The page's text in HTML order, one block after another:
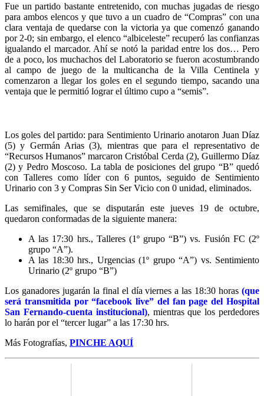
Fue un partido bastante entretenido, con muchas jugadas de riesgo
para ambos elencos y que tuvo a un cuadro de “Compras” con una
clara ventaja de quedarse con la victoria ya que comenzó ganando
por 2-0; sin embargo, el elenco “albiceleste” recuperó las confianzas
igualando el marcador. Ahí se notó la paridad entre los dos… Pero
de a poco, los muchachos del Laboratorio se fueron acostumbrando
al campo de juego de la multicancha de la Villa Centinela y
comenzaron a llegar los goles en el segundo tiempo, sacando una
ventaja que le permitió lograr el último cupo a “semis”.
Los goles del partido: para Sentimiento Urinario anotaron Juan Díaz
(5) y Germán Arias (3), mientras que para el representativo de
“Recursos Humanos” marcaron Cristóbal Cerda (2), Guillermo Díaz
(2) y Pedro Moscoso. La tabla de posiciones del grupo “B” quedó
con Talleres como líder con 6 puntos, seguido de Sentimiento
Urinario con 3 y Compras Sin Ser Vicio con 0 unidad, eliminados.
Las semifinales, que se disputarán este jueves 19 de octubre,
quedaron conformadas de la siguiente manera:
A las 17:30 hrs., Talleres (1º grupo “B”) vs. Fusión FC (2º
grupo “A”).
A las 18:30 hrs., Urgencias (1º grupo “A”) vs. Sentimiento
Urinario (2º grupo “B”)
Los ganadores jugarán la final el día viernes a las 18:30 horas (que
será transmitida por “facebook live” del fan page del Hospital
San Fernando-cuenta institucional), mientras que los perdedores
lo harán por el “tercer lugar” a las 17:30 hrs.
Más Fotografías, PINCHE AQUÍ